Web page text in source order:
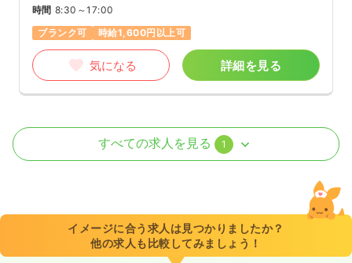
時間 8:30～17:00
ブランク可
時給1,600円以上可
気になる 詳細を見る
外来 正・准看護師
8:30～17:00
日祝休み
月給27万円以上可
すべての求人を見る 1
イメージに合う求人は見つかりましたか？
他の求人も比較してみましょう！